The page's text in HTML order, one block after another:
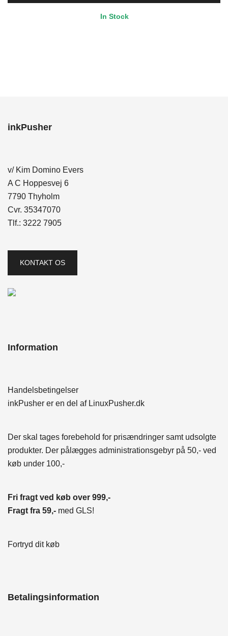
kr. 21,00.kr. 17,50.
In Stock
inkPusher
v/ Kim Domino Evers
A C Hoppesvej 6
7790 Thyholm
Cvr. 35347070
Tlf.: 3222 7905
KONTAKT OS
Information
Handelsbetingelser
inkPusher er en del af LinuxPusher.dk
Der skal tages forebehold for prisændringer samt udsolgte
produkter. Der pålægges administrationsgebyr på 50,- ved
køb under 100,-
Fri fragt ved køb over 999,-
Fragt fra 59,- med GLS!
Fortryd dit køb
Betalingsinformation